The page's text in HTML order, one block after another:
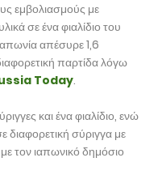
εμβολιασμούς με
σε ένα φιαλίδιο του
απέσυρε 1,6
παρτίδα λόγω
Today.
και ένα φιαλίδιο, ενώ
διαφορετική σύριγγα με
τον ιαπωνικό δημόσιο